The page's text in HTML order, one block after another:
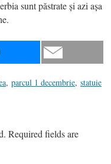
sunt păstrate și azi așa
, parcul 1 decembrie, statuie
Required fields are